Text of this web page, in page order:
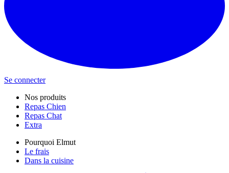
Se connecter
Nos produits
Repas Chien
Repas Chat
Extra
Pourquoi Elmut
Le frais
Dans la cuisine